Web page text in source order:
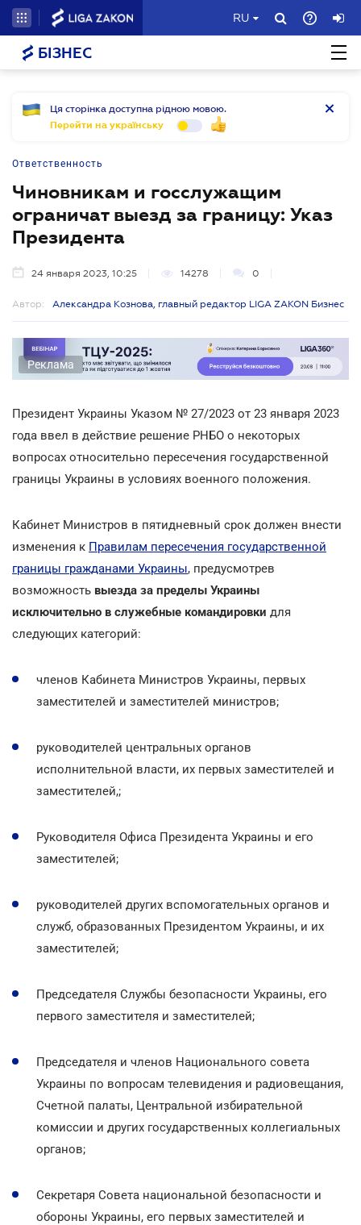
RU
БІЗНЕС
Ця сторінка доступна рідною мовою.
Перейти на українську
Ответственность
Чиновникам и госслужащим
ограничат выезд за границу: Указ
Президента
24 января 2023, 10:25 14278 0
Автор: Александра Кознова, главный редактор LIGA ZAKON Бизнес
Реклама
Президент Украины Указом № 27/2023 от 23 января 2023
года ввел в действие решение РНБО о некоторых
вопросах относительно пересечения государственной
границы Украины в условиях военного положения.
Кабинет Министров в пятидневный срок должен внести
изменения к Правилам пересечения государственной
границы гражданами Украины, предусмотрев
возможность выезда за пределы Украины
исключительно в служебные командировки для
следующих категорий:
членов Кабинета Министров Украины, первых
заместителей и заместителей министров;
руководителей центральных органов
исполнительной власти, их первых заместителей и
заместителей,;
Руководителя Офиса Президента Украины и его
заместителей;
руководителей других вспомогательных органов и
служб, образованных Президентом Украины, и их
заместителей;
Председателя Службы безопасности Украины, его
первого заместителя и заместителей;
Председателя и членов Национального совета
Украины по вопросам телевидения и радиовещания,
Счетной палаты, Центральной избирательной
комиссии и других государственных коллегиальных
органов;
Секретаря Совета национальной безопасности и
обороны Украины, его первых заместителей и